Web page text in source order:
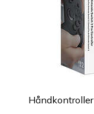
Håndkontroller